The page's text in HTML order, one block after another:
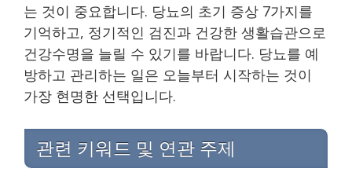
는 것이 중요합니다. 당뇨의 초기 증상 7가지를
기억하고, 정기적인 검진과 건강한 생활습관으로
건강수명을 늘릴 수 있기를 바랍니다. 당뇨를 예
방하고 관리하는 일은 오늘부터 시작하는 것이
가장 현명한 선택입니다.
관련 키워드 및 연관 주제